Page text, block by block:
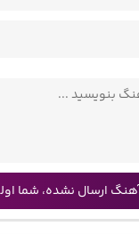
ارسال نشده، شما